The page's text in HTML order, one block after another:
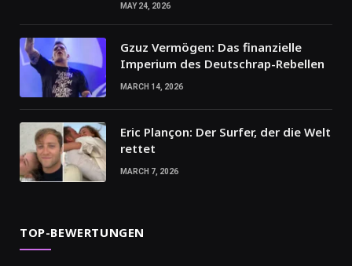
MAY 24, 2026
Gzuz Vermögen: Das finanzielle
Imperium des Deutschrap-Rebellen
MARCH 14, 2026
Eric Plançon: Der Surfer, der die Welt
rettet
MARCH 7, 2026
TOP-BEWERTUNGEN